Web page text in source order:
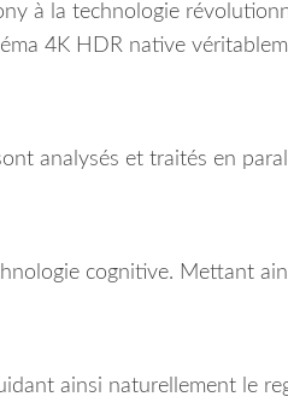
à la technologie
4K HDR native
analysés et traités en
cognitive. Mettant
ainsi naturellement le